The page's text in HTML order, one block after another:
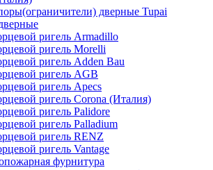
дверные Tupai
ригель Armadillo
ригель Morelli
ригель Adden Bau
ригель AGB
ригель Apecs
ригель Corona (Италия)
ригель Palidore
ригель Palladium
ригель RENZ
ригель Vantage
фурнитура